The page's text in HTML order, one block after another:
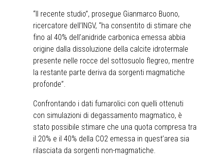
“Il recente studio”, prosegue Gianmarco Buono,
ricercatore dell’INGV, “ha consentito di stimare che
fino al 40% dell’anidride carbonica emessa abbia
origine dalla dissoluzione della calcite idrotermale
presente nelle rocce del sottosuolo flegreo, mentre
la restante parte deriva da sorgenti magmatiche
profonde”.
Confrontando i dati fumarolici con quelli ottenuti
con simulazioni di degassamento magmatico, è
stato possibile stimare che una quota compresa tra
il 20% e il 40% della CO2 emessa in quest’area sia
rilasciata da sorgenti non-magmatiche.